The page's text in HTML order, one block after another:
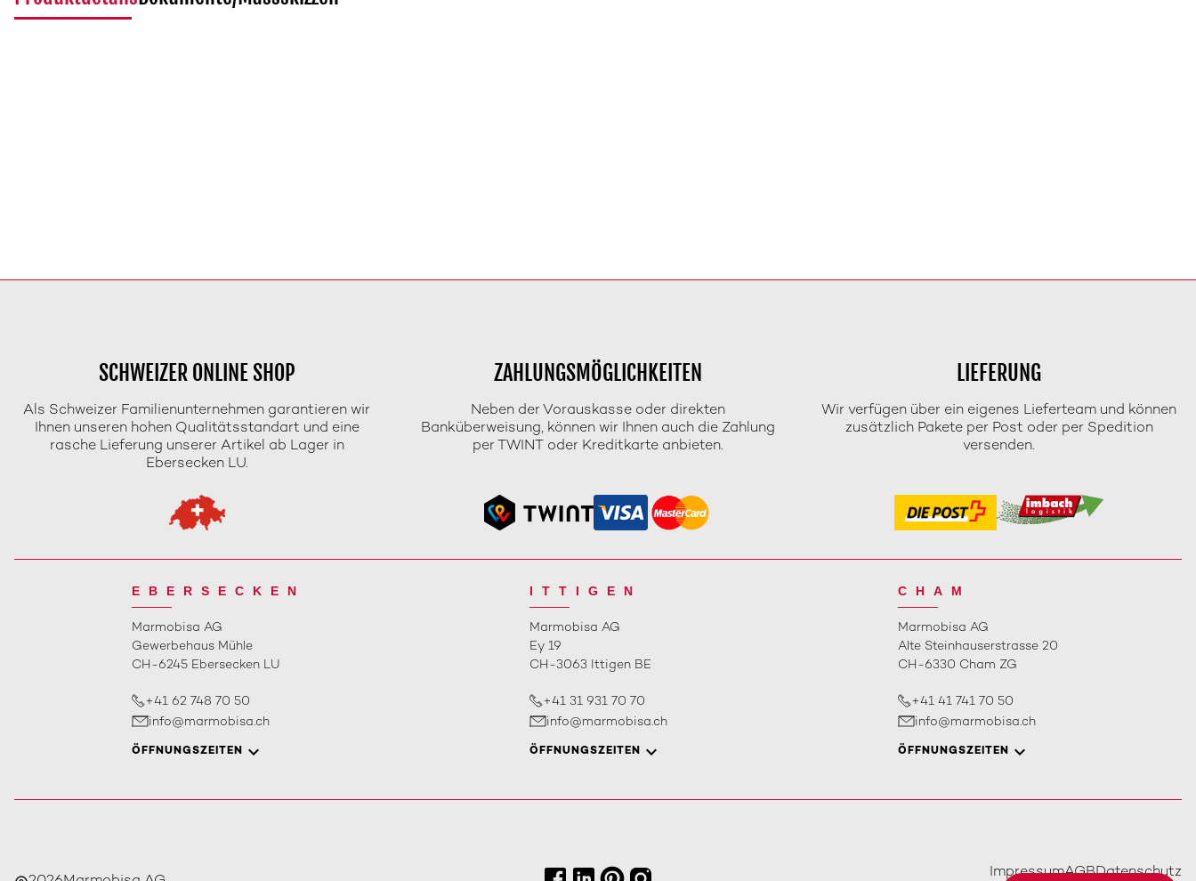
SCHWEIZER ONLINE SHOP
Als Schweizer Familienunternehmen garantieren wir
Ihnen unseren hohen Qualitätsstandart und eine
rasche Lieferung unserer Artikel ab Lager in
Ebersecken LU.
ZAHLUNGSMÖGLICHKEITEN
Neben der Vorauskasse oder direkten
Banküberweisung, können wir Ihnen auch die Zahlung
per TWINT oder Kreditkarte anbieten.
LIEFERUNG
Wir verfügen über ein eigenes Lieferteam und können
zusätzlich Pakete per Post oder per Spedition
versenden.
EBERSECKEN
Marmobisa AG
Gewerbehaus Mühle
CH-6245 Ebersecken LU
+41 62 748 70 50
info@marmobisa.ch
ÖFFNUNGSZEITEN
ITTIGEN
Marmobisa AG
Ey 19
CH-3063 Ittigen BE
+41 31 931 70 70
info@marmobisa.ch
ÖFFNUNGSZEITEN
CHAM
Marmobisa AG
Alte Steinhauserstrasse 20
CH-6330 Cham ZG
+41 41 741 70 50
info@marmobisa.ch
ÖFFNUNGSZEITEN
ImpressumAGBDatenschutz